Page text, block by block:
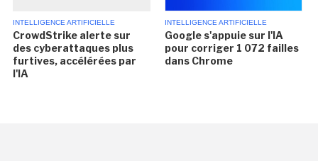
INTELLIGENCE ARTIFICIELLE
CrowdStrike alerte sur
des cyberattaques plus
furtives, accélérées par
l'IA
INTELLIGENCE ARTIFICIELLE
Google s'appuie sur l'IA
pour corriger 1 072 failles
dans Chrome